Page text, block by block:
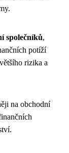
společníků,
potíží
rizika a
na obchodní